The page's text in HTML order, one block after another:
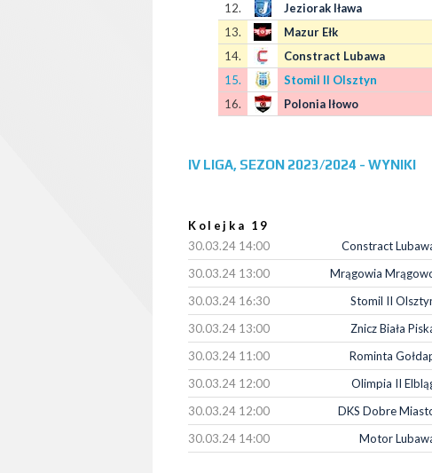
12.
Jeziorak Iława
13.
Mazur Ełk
14.
Constract Lubawa
15.
Stomil II Olsztyn
16.
Polonia Iłowo
IV LIGA, SEZON 2023/2024 - WYNIKI
Kolejka 19
30.03.24 14:00
Constract
30.03.24 13:00
Mrągowia
30.03.24 16:30
Stomil II
30.03.24 13:00
Znicz Biała
30.03.24 11:00
Rominta
30.03.24 12:00
Olimpia II
30.03.24 12:00
DKS Dobre
30.03.24 14:00
Motor